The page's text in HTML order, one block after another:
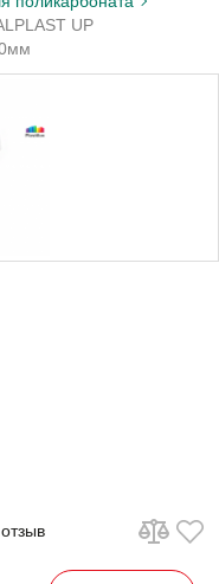
UP